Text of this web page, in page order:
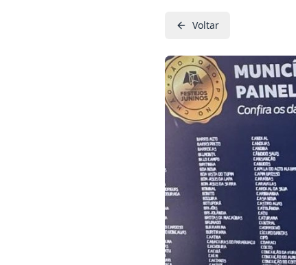
Voltar